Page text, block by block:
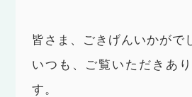
皆さま、ごきげんいかがで
いつも、ご覧いただきあ
す。